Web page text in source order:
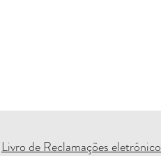
Livro de Reclamações eletrónico